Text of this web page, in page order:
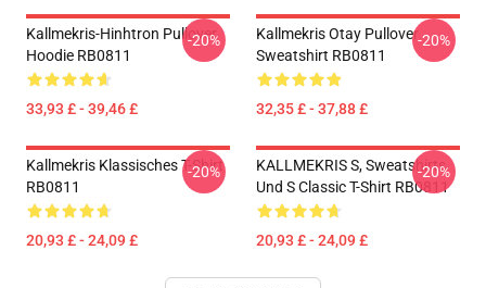
Kallmekris-Hinhtron Pullover
Hoodie RB0811
33,93 £ - 39,46 £
-20%
Kallmekris Otay Pullover
Sweatshirt RB0811
32,35 £ - 37,88 £
-20%
Kallmekris Klassisches T-Shirt
RB0811
20,93 £ - 24,09 £
-20%
KALLMEKRIS S, Sweatshirts
Und S Classic T-Shirt RB0811
20,93 £ - 24,09 £
-20%